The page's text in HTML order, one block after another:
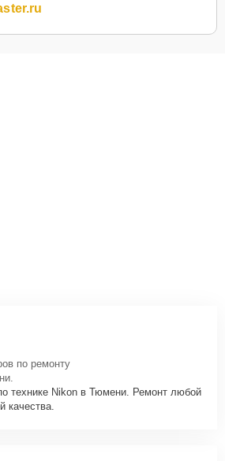
по ремонту
технике Nikon в Тюмени. Ремонт любой
качества.